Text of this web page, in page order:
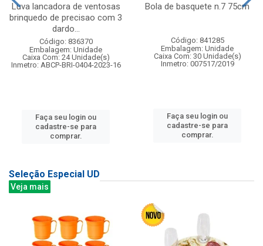
Luva lancadora de ventosas
brinquedo de precisao com 3
dardo...
Código: 836370
Embalagem: Unidade
Caixa Com: 24 Unidade(s)
Inmetro: ABCP-BRI-0404-2023-16
Faça seu login ou
cadastre-se para
comprar.
Bola de basquete n.7 75cm
Código: 841285
Embalagem: Unidade
Caixa Com: 30 Unidade(s)
Inmetro: 007517/2019
Faça seu login ou
cadastre-se para
comprar.
Seleção Especial UD
Veja mais